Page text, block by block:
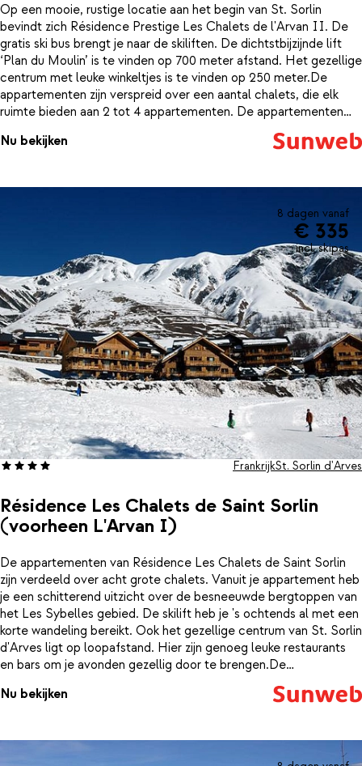
Op een mooie, rustige locatie aan het begin van St. Sorlin
bevindt zich Résidence Prestige Les Chalets de l'Arvan II. De
gratis ski bus brengt je naar de skiliften. De dichtstbijzijnde lift
‘Plan du Moulin’ is te vinden op 700 meter afstand. Het gezellige
centrum met leuke winkeltjes is te vinden op 250 meter.De
appartementen zijn verspreid over een aantal chalets, die elk
ruimte bieden aan 2 tot 4 appartementen. De appartementen
echte chalet uitstraling meegeeft.
Nu bekijken
8 dagen vanaf
€ 335
incl. skipas
Résidence Les Chalets de Saint Sorlin
(voorheen L'Arvan I)
FrankrijkSt. Sorlin d'Arves
De appartementen van Résidence Les Chalets de Saint Sorlin
zijn verdeeld over acht grote chalets. Vanuit je appartement heb
je een schitterend uitzicht over de besneeuwde bergtoppen van
het Les Sybelles gebied. De skilift heb je 's ochtends al met een
korte wandeling bereikt. Ook het gezellige centrum van St. Sorlin
d'Arves ligt op loopafstand. Hier zijn genoeg leuke restaurants
en bars om je avonden gezellig door te brengen.De
appartementen zijn comfortabel en traditioneel ingericht, met
veel gebruik van hout. Bij terugkomst in de résidence kun je nog
Nu bekijken